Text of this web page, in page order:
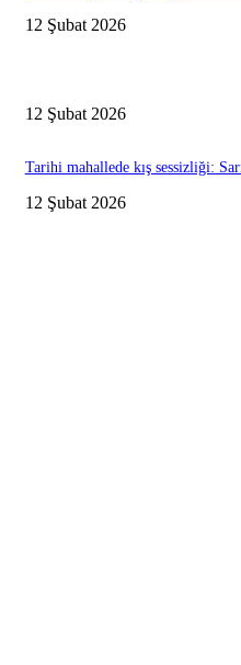
12 Şubat 2026
12 Şubat 2026
Tarihi mahallede kış sessizliği:
12 Şubat 2026